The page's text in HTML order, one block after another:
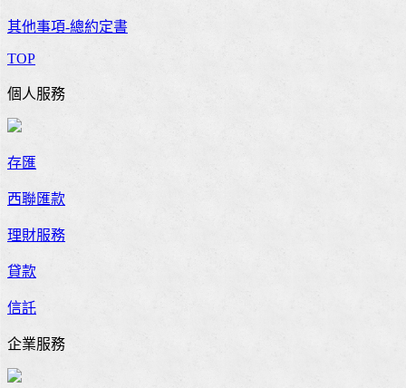
其他事項-總約定書
TOP
個人服務
存匯
西聯匯款
理財服務
貸款
信託
企業服務